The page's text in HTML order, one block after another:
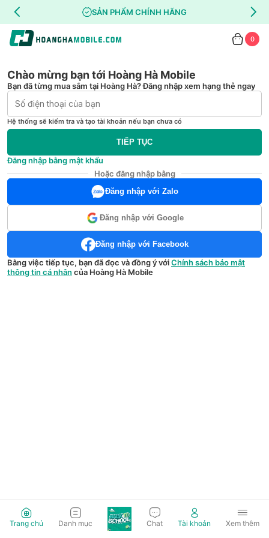
SẢN PHẨM CHÍNH HÃNG
0
Chào mừng bạn tới Hoàng Hà Mobile
Bạn đã từng mua sắm tại Hoàng Hà? Đăng nhập xem hạng thẻ ngay
Hệ thống sẽ kiểm tra và tạo tài khoản nếu bạn chưa có
TIẾP TỤC
Đăng nhập bằng mật khẩu
Hoặc đăng nhập bằng
Đăng nhập với Zalo
Đăng nhập với Google
Đăng nhập với Facebook
Bằng việc tiếp tục, bạn đã đọc và đồng ý vớiChính sách bảo mật
thông tin cá nhân của Hoàng Hà Mobile
Trang chủ Danh mục Chat Tài khoản Xem thêm